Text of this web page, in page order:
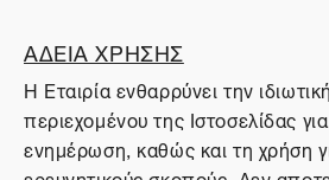
ΑΔΕΙΑ ΧΡΗΣΗΣ
Η Εταιρία ενθαρρύνει την
περιεχομένου της Ιστοσελίδας
ενημέρωση, καθώς και τη χρήση